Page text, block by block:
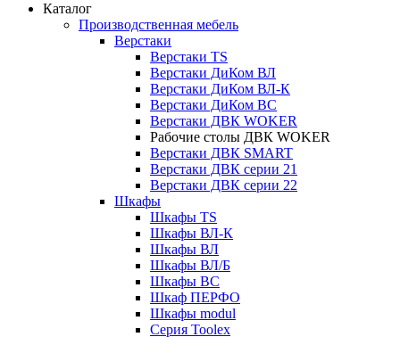
Каталог
Производственная мебель
Верстаки
Верстаки TS
Верстаки ДиКом ВЛ
Верстаки ДиКом ВЛ-К
Верстаки ДиКом ВС
Верстаки ДВК WOKER
Рабочие столы ДВК WOKER
Верстаки ДВК SMART
Верстаки ДВК серии 21
Верстаки ДВК серии 22
Шкафы
Шкафы TS
Шкафы ВЛ-К
Шкафы ВЛ
Шкафы ВЛ/Б
Шкафы ВС
Шкаф ПЕРФО
Шкафы modul
Серия Toolex